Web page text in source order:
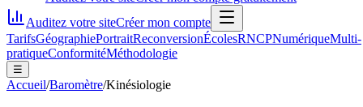
Auditez votre siteCréer mon compte
TarifsGéographiePortraitReconversionÉcolesRNCPNumériqueMulti-
pratiqueConformitéMéthodologie
☰
Accueil/Baromètre/Kinésiologie